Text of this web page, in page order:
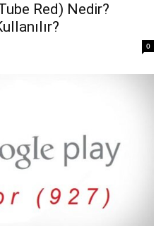
Red) Nedir?
0